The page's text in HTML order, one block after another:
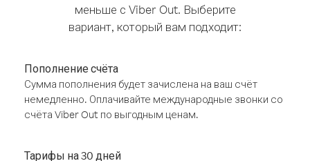
меньше с Viber Out. Выберите
вариант, который вам подходит:
Пополнение счёта
Сумма пополнения будет зачислена на ваш счёт
немедленно. Оплачивайте международные звонки со
счёта Viber Out по выгодным ценам.
Тарифы на 30 дней